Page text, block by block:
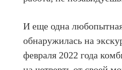
И еще одна
обнаружилась на
февраля 2022 года